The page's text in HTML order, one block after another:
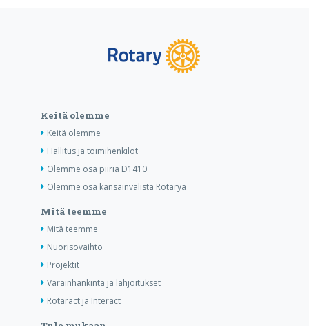
Keitä olemme
Keitä olemme
Hallitus ja toimihenkilöt
Olemme osa piiriä D1410
Olemme osa kansainvälistä Rotarya
Mitä teemme
Mitä teemme
Nuorisovaihto
Projektit
Varainhankinta ja lahjoitukset
Rotaract ja Interact